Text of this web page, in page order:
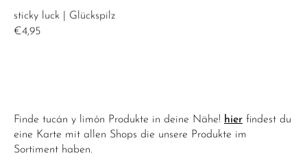
sticky luck | Glückspilz
€4,95
Finde tucán y limón Produkte in deine Nähe! hier findest du
eine Karte mit allen Shops die unsere Produkte im
Sortiment haben.